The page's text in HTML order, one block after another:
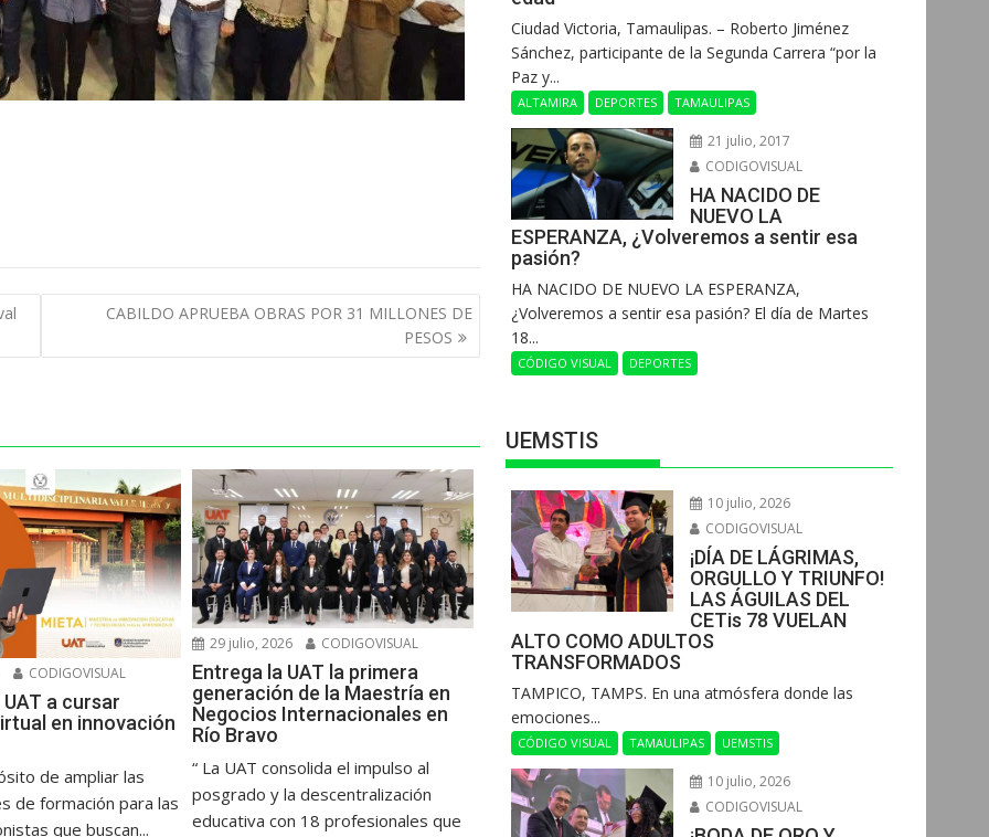
CABILDO APRUEBA OBRAS POR 31 MILLONES DE
PESOS
CODIGOVISUAL
a cursar
en innovación
de ampliar las
de formación para las
que buscan...
29 julio, 2026 CODIGOVISUAL
Entrega la UAT la primera
generación de la Maestría en
Negocios Internacionales en
Río Bravo
“ La UAT consolida el impulso al
posgrado y la descentralización
educativa con 18 profesionales que
Ciudad Victoria, Tamaulipas. – Roberto Jiménez
Sánchez, participante de la Segunda Carrera “por la
Paz y...
ALTAMIRA DEPORTES TAMAULIPAS
21 julio, 2017
CODIGOVISUAL
HA NACIDO DE
NUEVO LA
ESPERANZA, ¿Volveremos a sentir esa
pasión?
HA NACIDO DE NUEVO LA ESPERANZA,
¿Volveremos a sentir esa pasión? El día de Martes
18...
CÓDIGO VISUAL DEPORTES
UEMSTIS
10 julio, 2026
CODIGOVISUAL
¡DÍA DE LÁGRIMAS,
ORGULLO Y TRIUNFO!
LAS ÁGUILAS DEL
CETis 78 VUELAN
ALTO COMO ADULTOS
TRANSFORMADOS
​TAMPICO, TAMPS. En una atmósfera donde las
emociones...
CÓDIGO VISUAL TAMAULIPAS UEMSTIS
10 julio, 2026
CODIGOVISUAL